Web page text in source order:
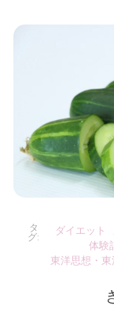
タ
グ:
ダイエット
体験
東洋思想・東